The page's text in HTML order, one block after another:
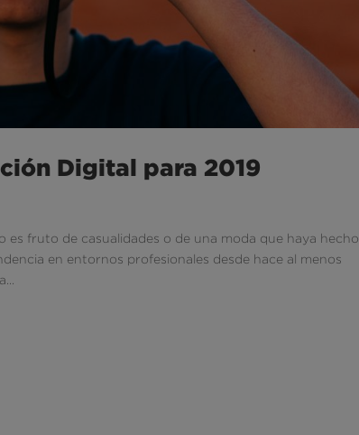
Digital para 2019
es fruto de casualidades o de una moda que haya hecho
en entornos profesionales desde hace al menos